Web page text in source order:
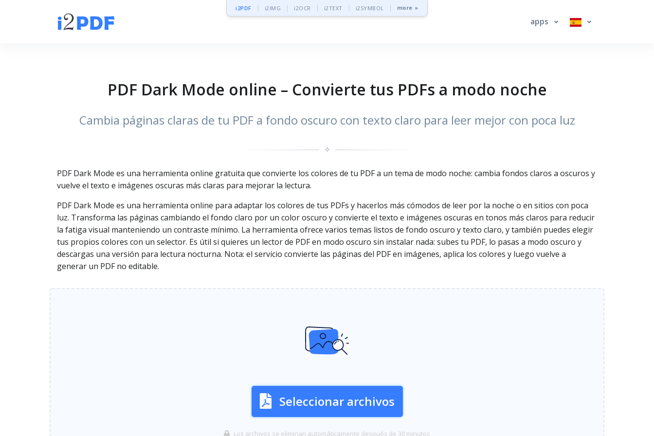
i2PDF i2IMG i2OCR i2TEXT i2SYMBOL more »
apps
PDF Dark Mode online – Convierte tus PDFs a modo noche
Cambia páginas claras de tu PDF a fondo oscuro con texto claro para leer mejor con poca luz
✧
PDF Dark Mode es una herramienta online gratuita que convierte los colores de tu PDF a un tema de modo noche: cambia fondos claros a oscuros y
vuelve el texto e imágenes oscuras más claras para mejorar la lectura.
PDF Dark Mode es una herramienta online para adaptar los colores de tus PDFs y hacerlos más cómodos de leer por la noche o en sitios con poca
luz. Transforma las páginas cambiando el fondo claro por un color oscuro y convierte el texto e imágenes oscuras en tonos más claros para reducir
la fatiga visual manteniendo un contraste mínimo. La herramienta ofrece varios temas listos de fondo oscuro y texto claro, y también puedes elegir
tus propios colores con un selector. Es útil si quieres un lector de PDF en modo oscuro sin instalar nada: subes tu PDF, lo pasas a modo oscuro y
descargas una versión para lectura nocturna. Nota: el servicio convierte las páginas del PDF en imágenes, aplica los colores y luego vuelve a
generar un PDF no editable.
Seleccionar archivos
Los archivos se eliminan automáticamente después de 30 minutos